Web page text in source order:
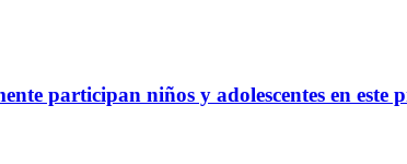
participan niños y adolescentes en este